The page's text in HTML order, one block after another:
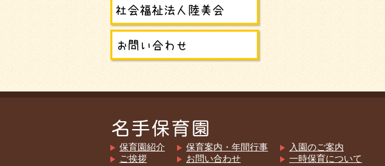
保育園紹介
ご挨拶
保育案内・年間行事
お問い合わせ
入園のご案内
一時保育について